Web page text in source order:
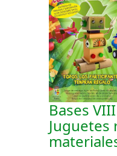
Bases
Juguetes